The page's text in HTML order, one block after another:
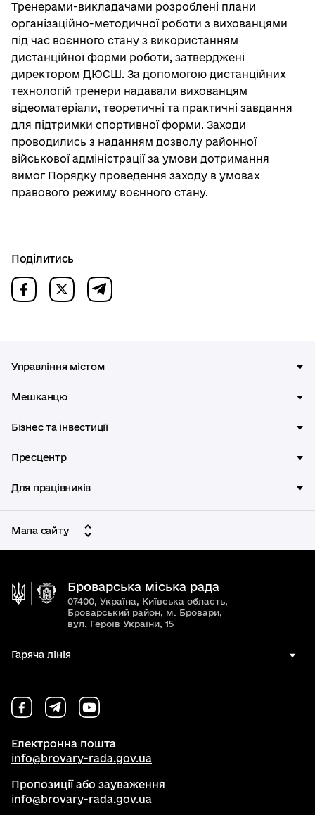
Тренерами-викладачами розроблені плани
організаційно-методичної роботи з вихованцями
під час воєнного стану з використанням
дистанційної форми роботи, затверджені
директором ДЮСШ. За допомогою дистанційних
технологій тренери надавали вихованцям
відеоматеріали, теоретичні та практичні завдання
для підтримки спортивної форми. Заходи
проводились з наданням дозволу районної
військової адміністрації за умови дотримання
вимог Порядку проведення заходу в умовах
правового режиму воєнного стану.
Поділитись
Управління містом
Мешканцю
Бізнес та інвестиції
Пресцентр
Для працівників
Мапа сайту
Броварська міська рада
07400, Україна, Київська область,
Броварський район, м. Бровари,
вул. Героїв України, 15
Гаряча лінія
Електронна пошта
info@brovary-rada.gov.ua
Пропозиції або зауваження
info@brovary-rada.gov.ua